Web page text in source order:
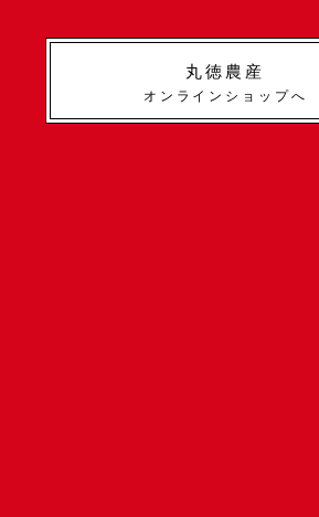
丸徳農産
オンラインショップへ